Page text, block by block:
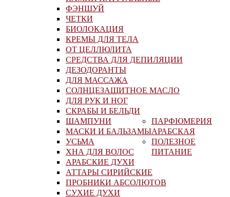
ФЭНШУЙ
ЧЕТКИ
БИОЛОКАЦИЯ
КРЕМЫ ДЛЯ ТЕЛА
ОТ ЦЕЛЛЮЛИТА
СРЕДСТВА ДЛЯ ДЕПИЛЯЦИИ
ДЕЗОДОРАНТЫ
ДЛЯ МАССАЖА
СОЛНЦЕЗАЩИТНОЕ МАСЛО
ДЛЯ РУК И НОГ
СКРАБЫ И БЕЛЬДИ
ШАМПУНИ
МАСКИ И БАЛЬЗАМЫ
УСЬМА
ХНА ДЛЯ ВОЛОС
ПАРФЮМЕРИЯ
АРАБСКАЯ
АРАБСКИЕ ДУХИ
АТТАРЫ СИРИЙСКИЕ
ПРОБНИКИ АБСОЛЮТОВ
СУХИЕ ДУХИ
ПОЛЕЗНОЕ
ПИТАНИЕ